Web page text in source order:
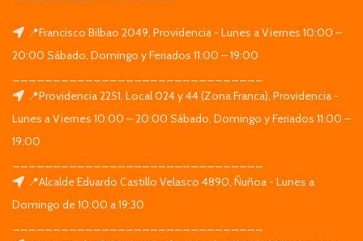
📍Francisco Bilbao 2049, Providencia - Lunes a Viernes 10:00 –
20:00 Sábado, Domingo y Feriados 11:00 – 19:00
📍Providencia 2251. Local 024 y 44 (Zona Franca), Providencia -
Lunes a Viernes 10:00 – 20:00 Sábado, Domingo y Feriados 11:00 –
19:00
📍Alcalde Eduardo Castillo Velasco 4890, Ñuñoa - Lunes a
Domingo de 10:00 a 19:30